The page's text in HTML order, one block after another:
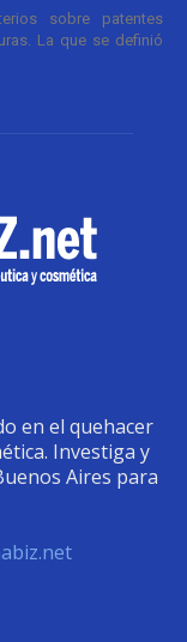
sobre patentes
La que se definió
en el quehacer
Investiga y
Aires para